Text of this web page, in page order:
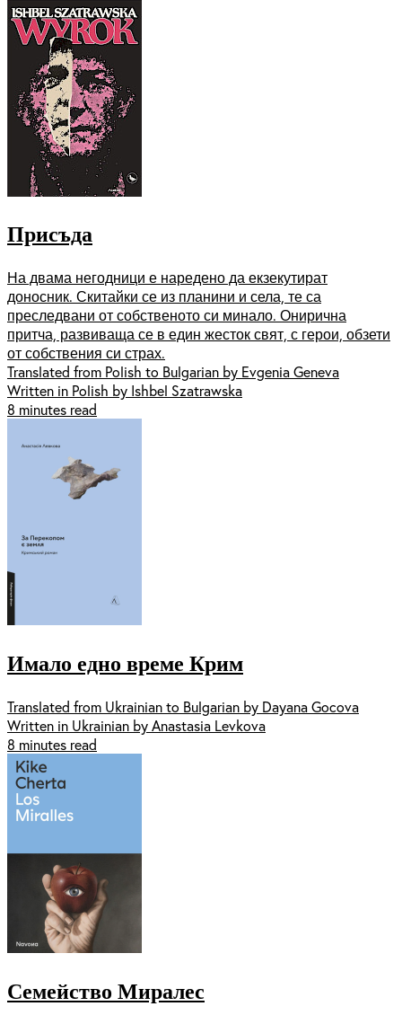
Присъда
На двама негодници е наредено да екзекутират
доносник. Скитайки се из планини и села, те са
преследвани от собственото си минало. Онирична
притча, развиваща се в един жесток свят, с герои, обзети
от собствения си страх.
Translated from Polish to Bulgarian by Evgenia Geneva
Written in Polish by Ishbel Szatrawska
8 minutes read
Имало едно време Крим
Translated from Ukrainian to Bulgarian by Dayana Gocova
Written in Ukrainian by Anastasia Levkova
8 minutes read
Семейство Миралес